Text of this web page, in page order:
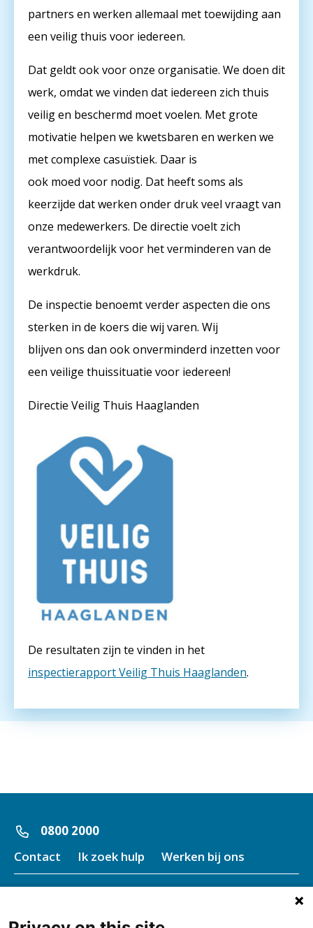
partners en werken allemaal met toewijding aan
een veilig thuis voor iedereen.
Dat geldt ook voor onze organisatie. We doen dit
werk, omdat we vinden dat iedereen zich thuis
veilig en beschermd moet voelen. Met grote
motivatie helpen we kwetsbaren en werken we
met complexe casuïstiek. Daar is
ook moed voor nodig. Dat heeft soms als
keerzijde dat werken onder druk veel vraagt van
onze medewerkers. De directie voelt zich
verantwoordelijk voor het verminderen van de
werkdruk.
De inspectie benoemt verder aspecten die ons
sterken in de koers die wij varen. Wij
blijven ons dan ook onverminderd inzetten voor
een veilige thuissituatie voor iedereen!
Directie Veilig Thuis Haaglanden
De resultaten zijn te vinden in het
inspectierapport Veilig Thuis Haaglanden.
Bel direct naar
0800 2000
Contact
Ik zoek hulp Werken bij ons